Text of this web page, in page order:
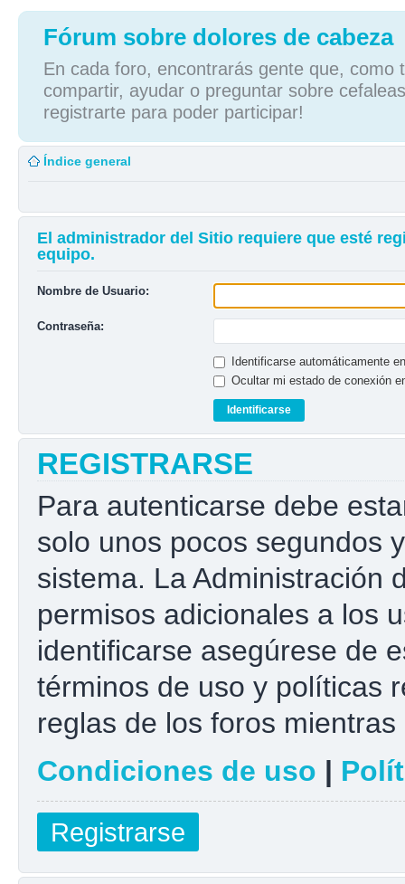
Fórum sobre dolores de cabeza
En cada foro, encontrarás gente que, como
compartir, ayudar o preguntar sobre
registrarte para poder participar!
Índice general
El administrador del Sitio requiere que esté
equipo.
Nombre de Usuario:
Contraseña:
Identificarse automáticamente
Ocultar mi estado de conexión
REGISTRARSE
Para autenticarse debe
solo unos pocos segundos
sistema. La Administración
permisos adicionales a los
identificarse asegúrese de
términos de uso y políticas
reglas de los foros
Condiciones de uso |
Registrarse